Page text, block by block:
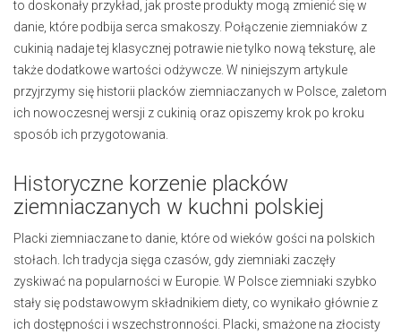
to doskonały przykład, jak proste produkty mogą zmienić się w
danie, które podbija serca smakoszy. Połączenie ziemniaków z
cukinią nadaje tej klasycznej potrawie nie tylko nową teksturę, ale
także dodatkowe wartości odżywcze. W niniejszym artykule
przyjrzymy się historii placków ziemniaczanych w Polsce, zaletom
ich nowoczesnej wersji z cukinią oraz opiszemy krok po kroku
sposób ich przygotowania.
Historyczne korzenie placków
ziemniaczanych w kuchni polskiej
Placki ziemniaczane to danie, które od wieków gości na polskich
stołach. Ich tradycja sięga czasów, gdy ziemniaki zaczęły
zyskiwać na popularności w Europie. W Polsce ziemniaki szybko
stały się podstawowym składnikiem diety, co wynikało głównie z
ich dostępności i wszechstronności. Placki, smażone na złocisty